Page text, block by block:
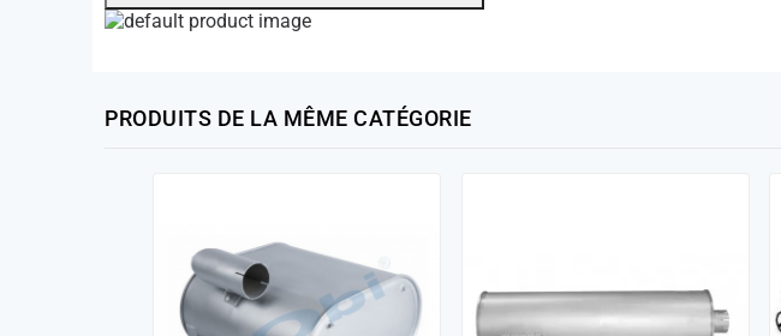
PRODUITS DE LA MÊME CATÉGORIE